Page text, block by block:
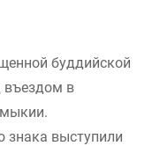
буддийской
въездом в
знака выступили